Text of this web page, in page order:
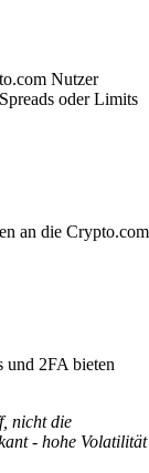
Nutzer
oder Limits
an die Crypto.com
und 2FA bieten
nicht die
- hohe Volatilität